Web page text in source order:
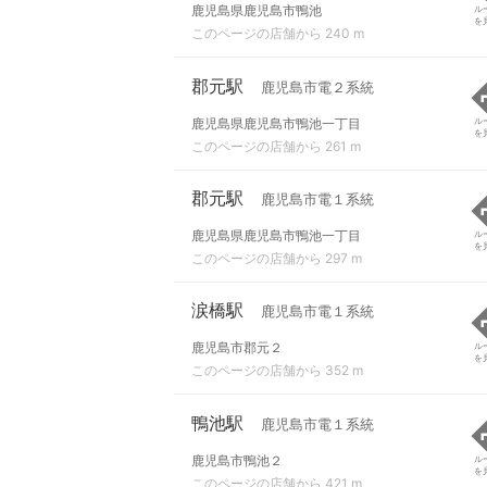
鹿児島県鹿児島市鴨池
このページの店舗から 240 m
ル
を
郡元駅 鹿児島市電２系統
鹿児島県鹿児島市鴨池一丁目
このページの店舗から 261 m
ル
を
郡元駅 鹿児島市電１系統
鹿児島県鹿児島市鴨池一丁目
このページの店舗から 297 m
ル
を
涙橋駅 鹿児島市電１系統
鹿児島市郡元２
このページの店舗から 352 m
ル
を
鴨池駅 鹿児島市電１系統
鹿児島市鴨池２
このページの店舗から 421 m
ル
を